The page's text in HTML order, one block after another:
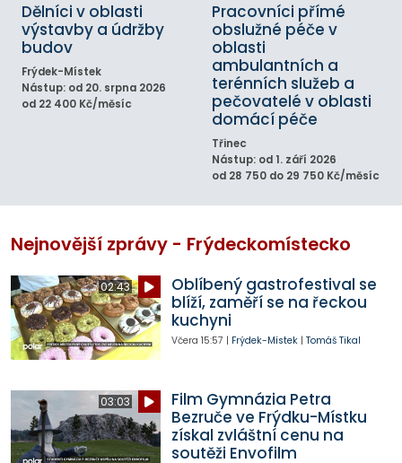
Dělníci v oblasti
výstavby a údržby
budov
Frýdek-Místek
Nástup: od 20. srpna 2026
od 22 400 Kč/měsíc
Pracovníci přímé
obslužné péče v
oblasti
ambulantních a
terénních služeb a
pečovatelé v oblasti
domácí péče
Třinec
Nástup: od 1. září 2026
od 28 750 do 29 750 Kč/měsíc
Nejnovější zprávy - Frýdeckomístecko
02:43
Oblíbený gastrofestival se
blíží, zaměří se na řeckou
kuchyni
Včera 15:57 | Frýdek-Místek| Tomáš Tikal
03:03
Film Gymnázia Petra
Bezruče ve Frýdku-Místku
získal zvláštní cenu na
soutěži Envofilm